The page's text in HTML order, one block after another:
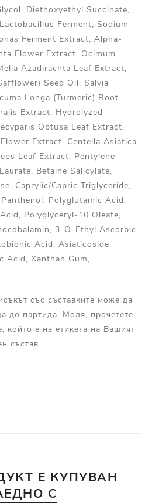
Diethoxyethyl Succinate,
Ferment, Sodium
Ferment Extract, Alpha-
Flower Extract, Ocimum
Azadirachta Leaf Extract,
Seed Oil, Salvia
Longa (Turmeric) Root
Extract, Hydrolyzed
Obtusa Leaf Extract,
Extract, Centella Asiatica
Leaf Extract, Pentylene
Betaine Salicylate,
Caprylic/Capric Triglyceride,
Polyglutamic Acid,
Polyglyceryl-10 Oleate,
3-O-Ethyl Ascorbic
Acid, Asiaticoside,
Acid, Xanthan Gum,
със съставките може да
до партида. Моля, прочетете
който е на етикета на Вашият
състав.
Е КУПУВАН
С